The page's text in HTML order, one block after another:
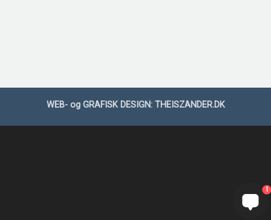
WEB- og GRAFISK DESIGN: THEISZANDER.DK
1